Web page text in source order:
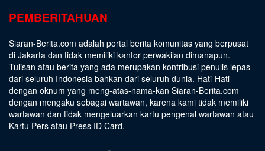
PEMBERITAHUAN
Siaran-Berita.com adalah portal berita komunitas yang berpusat
di Jakarta dan tidak memiliki kantor perwakilan dimanapun.
Tulisan atau berita yang ada merupakan kontribusi penulis lepas
dari seluruh Indonesia bahkan dari seluruh dunia. Hati-Hati
dengan oknum yang meng-atas-nama-kan Siaran-Berita.com
dengan mengaku sebagai wartawan, karena kami tidak memiliki
wartawan dan tidak mengeluarkan kartu pengenal wartawan atau
Kartu Pers atau Press ID Card.